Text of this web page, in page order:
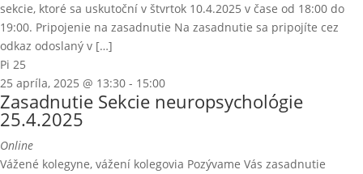
sekcie, ktoré sa uskutoční v štvrtok 10.4.2025 v čase od 18:00 do
19:00. Pripojenie na zasadnutie Na zasadnutie sa pripojíte cez
odkaz odoslaný v […]
Pi 25
25 apríla, 2025 @ 13:30 - 15:00
Zasadnutie Sekcie neuropsychológie
25.4.2025
Online
Vážené kolegyne, vážení kolegovia Pozývame Vás zasadnutie